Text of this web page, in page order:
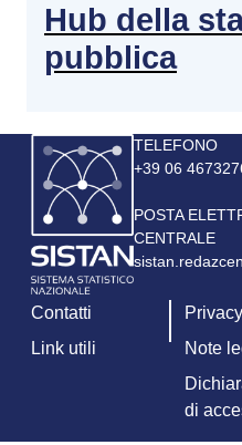
Hub della
pubblica
Immagine
TELEFONO
+39 06
POSTA
CENTRALE
Contatti
Link utili
Privacy
Note
di